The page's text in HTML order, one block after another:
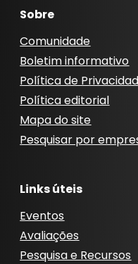
Sobre
Comunidade
Boletim informativo
Política de
Política editorial
Mapa do site
Pesquisar por
Links úteis
Eventos
Avaliações
Pesquisa e Recursos